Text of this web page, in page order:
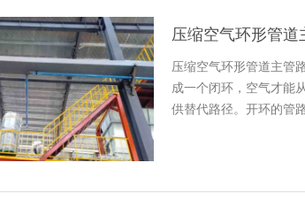
压缩空气环形管道
压缩空气环形管道主管
成一个闭环，空气才能
供替代路径。开环的管